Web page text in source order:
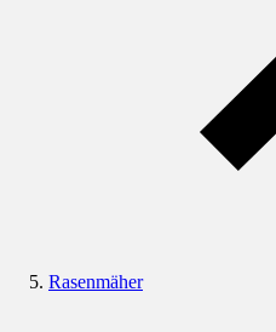
Rasenmäher